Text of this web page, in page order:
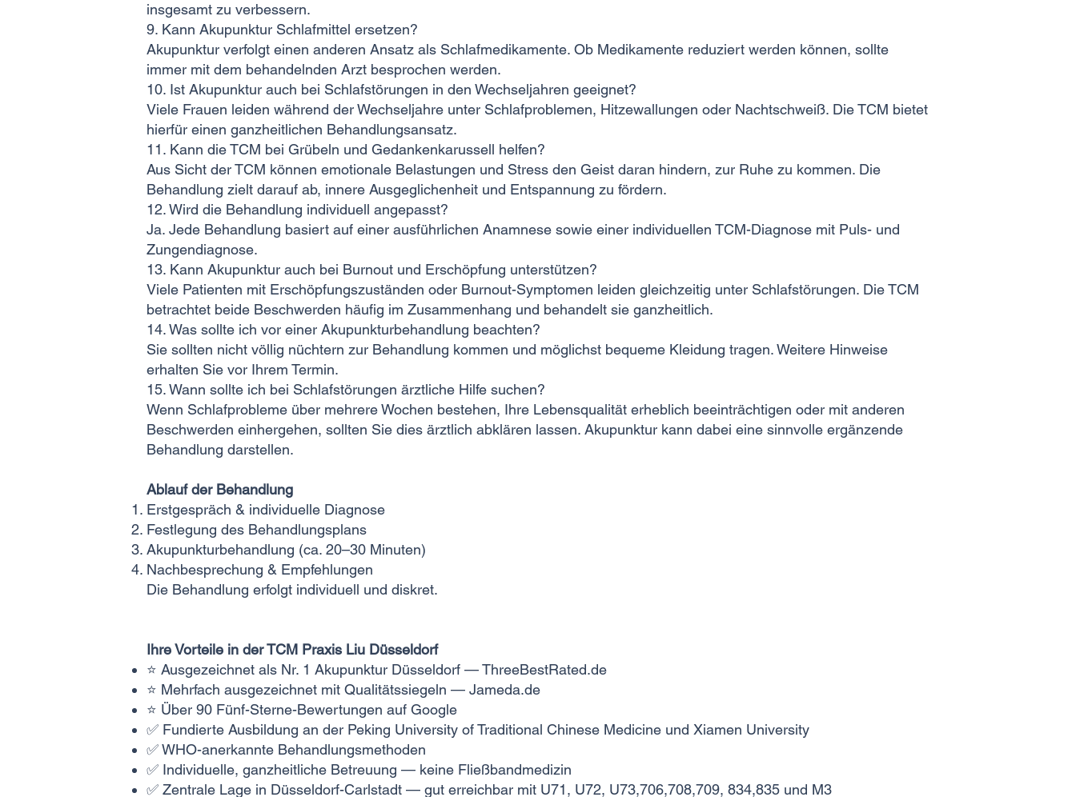
insgesamt zu verbessern.
9. Kann Akupunktur Schlafmittel ersetzen?
Akupunktur verfolgt einen anderen Ansatz als Schlafmedikamente. Ob Medikamente reduziert werden können, sollte
immer mit dem behandelnden Arzt besprochen werden.
10. Ist Akupunktur auch bei Schlafstörungen in den Wechseljahren geeignet?
Viele Frauen leiden während der Wechseljahre unter Schlafproblemen, Hitzewallungen oder Nachtschweiß. Die TCM bietet
hierfür einen ganzheitlichen Behandlungsansatz.
11. Kann die TCM bei Grübeln und Gedankenkarussell helfen?
Aus Sicht der TCM können emotionale Belastungen und Stress den Geist daran hindern, zur Ruhe zu kommen. Die
Behandlung zielt darauf ab, innere Ausgeglichenheit und Entspannung zu fördern.
12. Wird die Behandlung individuell angepasst?
Ja. Jede Behandlung basiert auf einer ausführlichen Anamnese sowie einer individuellen TCM-Diagnose mit Puls- und
Zungendiagnose.
13. Kann Akupunktur auch bei Burnout und Erschöpfung unterstützen?
Viele Patienten mit Erschöpfungszuständen oder Burnout-Symptomen leiden gleichzeitig unter Schlafstörungen. Die TCM
betrachtet beide Beschwerden häufig im Zusammenhang und behandelt sie ganzheitlich.
14. Was sollte ich vor einer Akupunkturbehandlung beachten?
Sie sollten nicht völlig nüchtern zur Behandlung kommen und möglichst bequeme Kleidung tragen. Weitere Hinweise
erhalten Sie vor Ihrem Termin.
15. Wann sollte ich bei Schlafstörungen ärztliche Hilfe suchen?
Wenn Schlafprobleme über mehrere Wochen bestehen, Ihre Lebensqualität erheblich beeinträchtigen oder mit anderen
Beschwerden einhergehen, sollten Sie dies ärztlich abklären lassen. Akupunktur kann dabei eine sinnvolle ergänzende
Behandlung darstellen.
Ablauf der Behandlung
Erstgespräch & individuelle Diagnose
Festlegung des Behandlungsplans
Akupunkturbehandlung (ca. 20–30 Minuten)
Nachbesprechung & Empfehlungen
Die Behandlung erfolgt individuell und diskret.
Ihre Vorteile in der TCM Praxis Liu Düsseldorf
⭐ Ausgezeichnet als Nr. 1 Akupunktur Düsseldorf — ThreeBestRated.de
⭐ Mehrfach ausgezeichnet mit Qualitätssiegeln — Jameda.de
⭐ Über 90 Fünf-Sterne-Bewertungen auf Google
✅ Fundierte Ausbildung an der Peking University of Traditional Chinese Medicine und Xiamen University
✅ WHO-anerkannte Behandlungsmethoden
✅ Individuelle, ganzheitliche Betreuung — keine Fließbandmedizin
✅ Zentrale Lage in Düsseldorf-Carlstadt — gut erreichbar mit U71, U72, U73,706,708,709, 834,835 und M3